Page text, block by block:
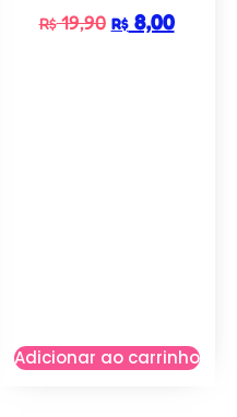
R$19,90 R$8,00
Adicionar ao carrinho